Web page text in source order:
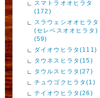
スマトラオオヒラタ
(172)
スラウェシオオヒラタ
(セレベスオオヒラタ)
(59)
ダイオウヒラタ(111)
タウネスヒラタ(15)
タウルスヒラタ(27)
チュウゴクヒラタ(1)
テイオウヒラタ(26)